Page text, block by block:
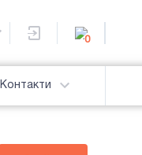
0
Контакти